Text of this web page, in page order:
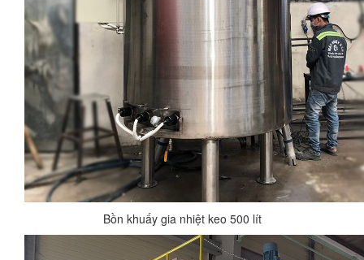
Bồn khuấy gia nhiệt keo 500 lít